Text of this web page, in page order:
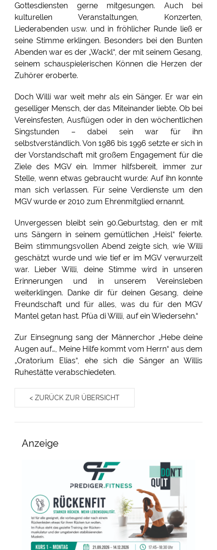
Gottesdiensten gerne mitgesungen. Auch bei
kulturellen Veranstaltungen, Konzerten,
Liederabenden usw. und in fröhlicher Runde ließ er
seine Stimme erklingen. Besonders bei den Bunten
Abenden war es der „Wackl“, der mit seinem Gesang,
seinem schauspielerischen Können die Herzen der
Zuhörer eroberte.
Doch Willi war weit mehr als ein Sänger. Er war ein
geselliger Mensch, der das Miteinander liebte. Ob bei
Vereinsfesten, Ausflügen oder in den wöchentlichen
Singstunden – dabei sein war für ihn
selbstverständlich. Von 1986 bis 1996 setzte er sich in
der Vorstandschaft mit großem Engagement für die
Ziele des MGV ein. Immer hilfsbereit, immer zur
Stelle, wenn etwas gebraucht wurde: Auf ihn konnte
man sich verlassen. Für seine Verdienste um den
MGV wurde er 2010 zum Ehrenmitglied ernannt.
Unvergessen bleibt sein 90.Geburtstag, den er mit
uns Sängern in seinem gemütlichen „Heisl“ feierte.
Beim stimmungsvollen Abend zeigte sich, wie Willi
geschätzt wurde und wie tief er im MGV verwurzelt
war. Lieber Willi, deine Stimme wird in unseren
Erinnerungen und in unserem Vereinsleben
weiterklingen. Danke dir für deinen Gesang, deine
Freundschaft und für alles, was du für den MGV
Mantel getan hast. Pfüa di Willi, auf ein Wiedersehn.“
Zur Einsegnung sang der Männerchor „Hebe deine
Augen auf…, Meine Hilfe kommt vom Herrn“ aus dem
„Oratorium Elias“, ehe sich die Sänger an Willis
Ruhestätte verabschiedeten.
< ZURÜCK ZUR ÜBERSICHT
Anzeige